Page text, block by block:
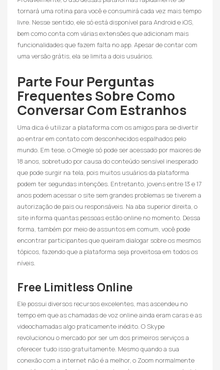
tornará uma rotina para você e consumirá cada vez mais tempo
livre. Nesse sentido, ele só está disponível para Android e iOS,
bem como conta com várias extensões que adicionam mais
funcionalidades que fazem falta no app. Apesar de contar com
uma versão grátis, ela se limita a dois usuários.
Parte Four Perguntas
Frequentes Sobre Como
Conversar Com Estranhos
Uma dica é utilizar a plataforma com os amigos para se divertir
ao entrar em contato com desconhecidos espalhados pelo
mundo. Em tese, o Omegle só pode ser acessado por maiores de
18 anos, sobretudo por causa do conteúdo sensível inesperado
que pode surgir na tela, pois muitos usuários da plataforma
podem ter segundas intenções. Entretanto, jovens entre 13 e 17
anos podem acessar o site sem grandes problemas se tiverem a
autorização de pais ou responsáveis. Na aba superior direita, o
site informa quantas pessoas estão online no momento. Dessa
forma, também por meio de assuntos em comum, você pode
encontrar participantes que queiram dialogar sobre os mesmos
tópicos, fazendo que a plataforma seja proveitosa em todos os
níveis.
Free Limitless Online
Ele possui diversos recursos excelentes, mas ascendeu no
tempo em que as chamadas de voz online ainda eram caras e as
videochamadas algo praticamente inédito. O Skype
revolucionou o mercado por ser um dos primeiros serviços a
oferecer tudo isso gratuitamente. Mesmo quando a sua
conexão com a internet não é a melhor, o Zoom normalmente